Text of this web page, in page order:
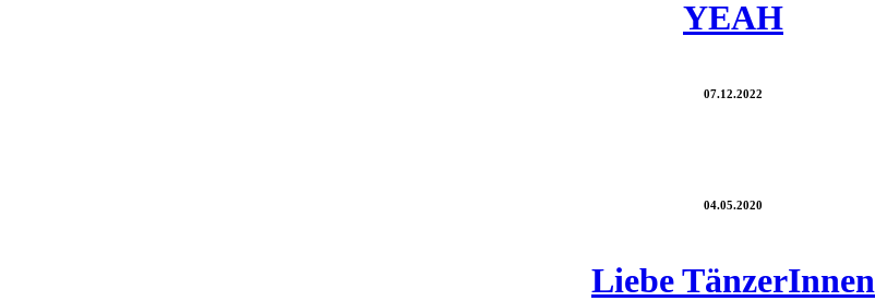
YEAH
07.12.2022
04.05.2020
Liebe TänzerInnen